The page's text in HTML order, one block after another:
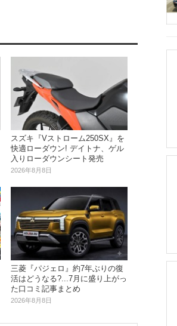
スズキ『Vストローム250SX』を
快適ローダウン! デイトナ、ゲル
入りローダウンシート発売
2026年8月8日
三菱『パジェロ』約7年ぶりの復
活はどうなる?...7月に盛り上がっ
た口コミ記事まとめ
2026年8月8日